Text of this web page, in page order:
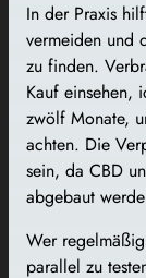
In der Praxis
vermeiden und
zu finden.
Kauf einsehen,
zwölf Monate,
achten. Die
sein, da CBD
abgebaut
Wer
parallel zu